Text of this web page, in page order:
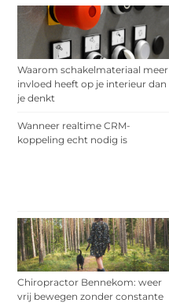
Waarom schakelmateriaal meer
invloed heeft op je interieur dan
je denkt
Wanneer realtime CRM-
koppeling echt nodig is
Chiropractor Bennekom: weer
vrij bewegen zonder constante